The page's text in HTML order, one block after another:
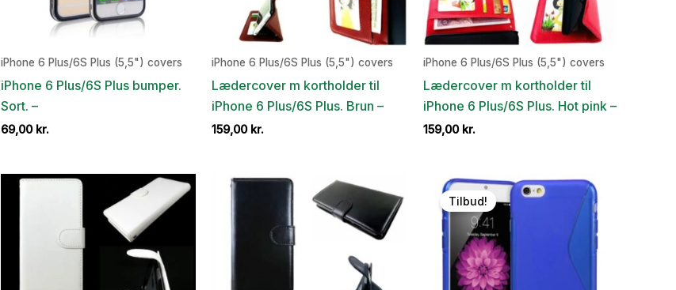
iPhone 6 Plus/6S Plus (5,5") covers
iPhone 6 Plus/6S Plus bumper.
Sort. –
69,00 kr.
iPhone 6 Plus/6S Plus (5,5") covers
Lædercover m kortholder til
iPhone 6 Plus/6S Plus. Brun –
159,00 kr.
iPhone 6 Plus/6S Plus (5,5") covers
Lædercover m kortholder til
iPhone 6 Plus/6S Plus. Hot pink –
159,00 kr.
Tilbud!